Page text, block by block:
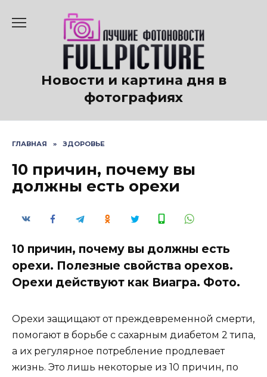
содержанию
Новости и картина дня в
фотографиях
ГЛАВНАЯ » ЗДОРОВЬЕ
10 причин, почему вы
должны есть орехи
10 причин, почему вы должны есть
орехи. Полезные свойства орехов.
Орехи действуют как Виагра. Фото.
Орехи защищают от преждевременной смерти,
помогают в борьбе с сахарным диабетом 2 типа,
а их регулярное потребление продлевает
жизнь. Это лишь некоторые из 10 причин, по